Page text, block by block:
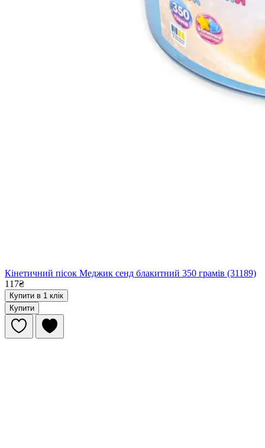
Кінетичний пісок Меджик сенд блакитний 350 грамів (31189)
117₴
Купити в 1 клік
Купити